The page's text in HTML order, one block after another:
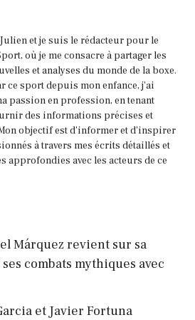
et je suis le rédacteur pour le
où je me consacre à partager les
et analyses du monde de la boxe.
ce sport depuis mon enfance, j'ai
passion en profession, en tenant
des informations précises et
objectif est d'informer et d'inspirer
à travers mes écrits détaillés et
approfondies avec les acteurs de ce
Márquez revient sur sa
combats mythiques avec
et Javier Fortuna